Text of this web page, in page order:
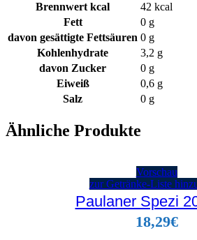
Brennwert kcal
42 kcal
Fett
0 g
davon gesättigte Fettsäuren 0 g
Kohlenhydrate
3,2 g
davon Zucker 0 g
Eiweiß
0,6 g
Salz
0 g
Ähnliche Produkte
Vorschau
zur Getränke-Liste
Paulaner Spezi
18,29€